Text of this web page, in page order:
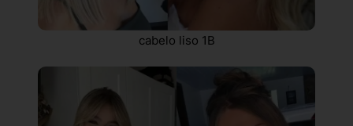
cabelo liso 1B